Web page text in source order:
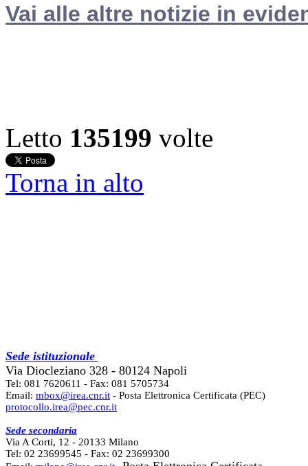
Vai alle altre notizie in
Letto 135199 volte
Torna in alto
Sede istituzionale
Via Diocleziano 328 - 80124 Napoli
Tel: 081 7620611 - Fax: 081 5705734
Email: mbox@irea.cnr.it - Posta Elettronica Certificata (PEC)
protocollo.irea@pec.cnr.it
Sede secondaria
Via A Corti, 12 - 20133 Milano
Tel: 02 23699545 - Fax: 02 23699300